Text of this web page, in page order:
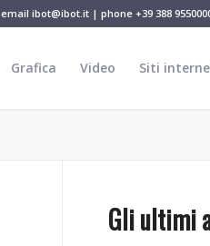
email ibot@ibot.it | phone +39 388
Grafica Video Siti
Gli ultimi